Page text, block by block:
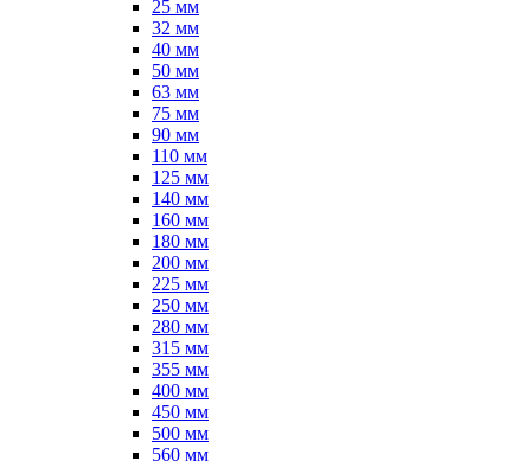
25 мм
32 мм
40 мм
50 мм
63 мм
75 мм
90 мм
110 мм
125 мм
140 мм
160 мм
180 мм
200 мм
225 мм
250 мм
280 мм
315 мм
355 мм
400 мм
450 мм
500 мм
560 мм